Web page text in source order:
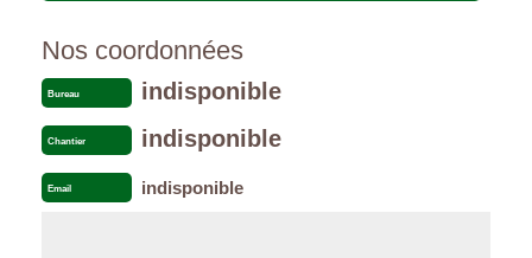
Nos coordonnées
Bureau indisponible
Chantier indisponible
Email indisponible